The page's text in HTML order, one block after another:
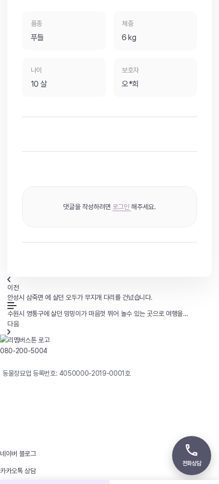
품종
푸들
체중
6 kg
나이
10 살
보호자
오*희
댓글을 작성하려면 로그인 해주세요.
이전
안성시 삼죽면 에 살던 오두가 무지개 다리를 건넜습니다.
수원시 영통구에 살던 밍밍이가 마음껏 뛰어 놀수 있는 곳으로 여행을
떠났습니다.
다음
080-200-5004
동물장묘업 등록번호: 4050000-2019-0001호
네이버 블로그
카카오톡 상담
전화상담